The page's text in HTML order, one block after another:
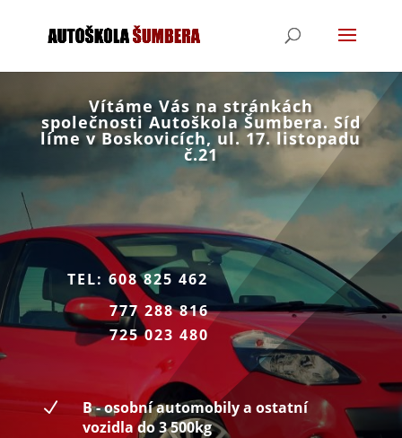
Vítáme Vás na stránkách
společnosti Autoškola Šumbera. Síd
líme v Boskovicích, ul. 17. listopadu
č.21
TEL: 608 825 462
777 288 816
725 023 480
N
B - osobní automobily a ostatní
vozidla do 3 500kg